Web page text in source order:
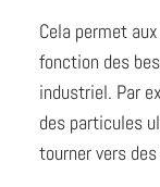
Cela permet
fonction des
industriel. Par
des particules
tourner vers